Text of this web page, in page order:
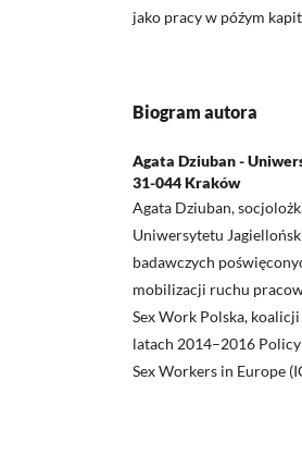
jako pracy w późym
Biogram autora
Agata Dziuban -
31-044 Kraków
Agata Dziuban,
Uniwersytetu
badawczych
mobilizacji ruchu
Sex Work Polska,
latach 2014–2016
Sex Workers in Europe